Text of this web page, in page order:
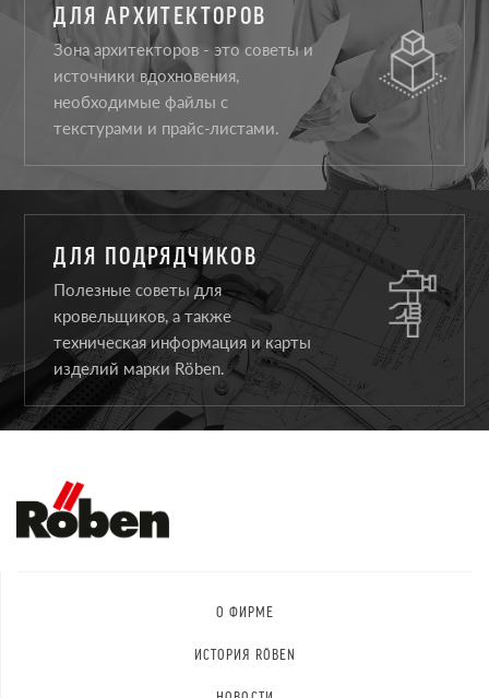
ДЛЯ АРХИТЕКТОРОВ
Зона архитекторов - это советы и
источники вдохновения,
необходимые файлы с
текстурами и прайс-листами.
ДЛЯ ПОДРЯДЧИКОВ
Полезные советы для
кровельщиков, а также
техническая информация и карты
изделий марки Röben.
О ФИРМЕ
ИСТОРИЯ RÖBEN